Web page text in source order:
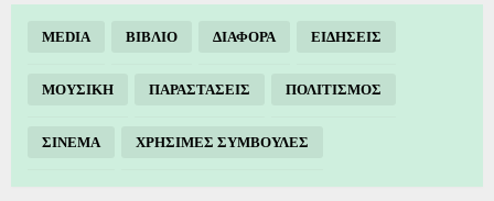
MEDIA ΒΙΒΛΙΟ ΔΙΑΦΟΡΑ ΕΙΔΗΣΕΙΣ
ΜΟΥΣΙΚΗ ΠΑΡΑΣΤΑΣΕΙΣ ΠΟΛΙΤΙΣΜΟΣ
ΣΙΝΕΜΑ ΧΡΗΣΙΜΕΣ ΣΥΜΒΟΥΛΕΣ